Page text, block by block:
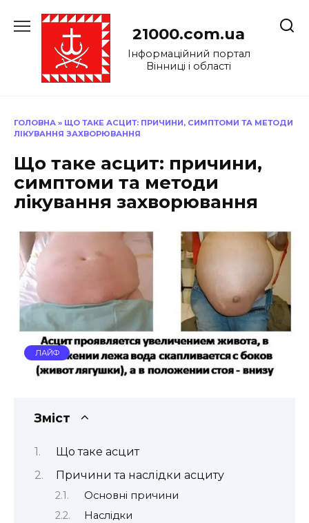
до
21000.com.ua
Інформаційний портал
Вінниці і області
ГОЛОВНА » ЩО ТАКЕ АСЦИТ: ПРИЧИНИ, СИМПТОМИ ТА МЕТОДИ
ЛІКУВАННЯ ЗАХВОРЮВАННЯ
Що таке асцит: причини,
симптоми та методи
лікування захворювання
ЛАЙФ
Зміст
Що таке асцит
Причини та наслідки асциту
Основні причини
Наслідки